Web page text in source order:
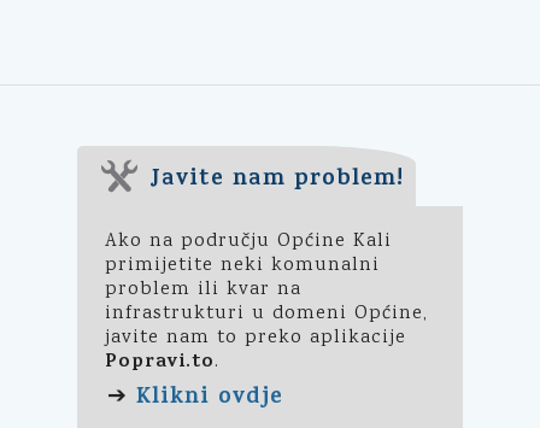
Javite nam problem!
Ako na području Općine Kali
primijetite neki komunalni
problem ili kvar na
infrastrukturi u domeni Općine,
javite nam to preko aplikacije
Popravi.to.
➔ Klikni ovdje